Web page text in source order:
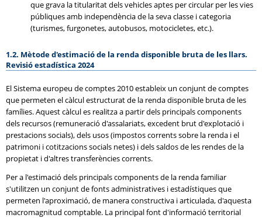
que grava la titularitat dels vehicles aptes per circular per les vies
públiques amb independència de la seva classe i categoria
(turismes, furgonetes, autobusos, motocicletes, etc.).
1.2. Mètode d'estimació de la renda disponible bruta de les llars.
Revisió estadística 2024
El Sistema europeu de comptes 2010 estableix un conjunt de comptes
que permeten el càlcul estructurat de la renda disponible bruta de les
famílies. Aquest càlcul es realitza a partir dels principals components
dels recursos (remuneració d'assalariats, excedent brut d'explotació i
prestacions socials), dels usos (impostos corrents sobre la renda i el
patrimoni i cotitzacions socials netes) i dels saldos de les rendes de la
propietat i d'altres transferències corrents.
Per a l'estimació dels principals components de la renda familiar
s'utilitzen un conjunt de fonts administratives i estadístiques que
permeten l'aproximació, de manera constructiva i articulada, d'aquesta
macromagnitud comptable. La principal font d'informació territorial